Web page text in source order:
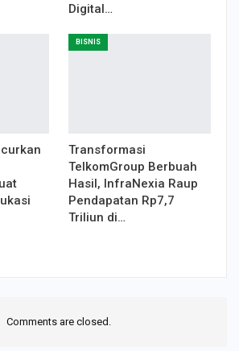
Digital…
BISNIS
Transformasi
TelkomGroup Berbuah
Hasil, InfraNexia Raup
Pendapatan Rp7,7
Triliun di…
Comments are closed.